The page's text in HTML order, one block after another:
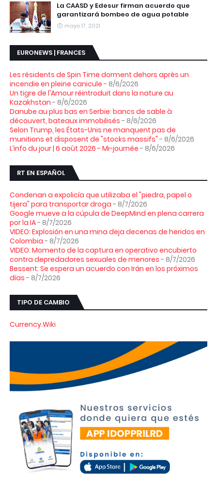
La CAASD y Edesur firman acuerdo que
garantizará bombeo de agua potable
mayo 17, 2021
EURONEWS | FRANCES
Les résidents de Spin Time dorment dehors après un
incendie en pleine canicule - 8/6/2026
Un tigre de l'Amour réintroduit dans la nature au
Kazakhstan - 8/6/2026
Danube au plus bas en Serbie: bancs de sable à
découvert, bateaux immobilisés - 8/6/2026
Selon Trump, les États-Unis ne manquent pas de
munitions et disposent de "stocks massifs" - 8/6/2026
L’info du jour | 6 août 2026 - Mi-journée - 8/6/2026
RT EN ESPAÑOL
Condenan a expolicía que utilizaba el "piedra, papel o
tijera" para transportar droga - 8/7/2026
Google mueve a la cúpula de DeepMind en plena carrera
por la IA- 8/7/2026
VIDEO: Explosión en una mina deja decenas de heridos en
Colombia - 8/7/2026
VIDEO: Momento de la captura en operativo encubierto
contra depredadores sexuales de menores - 8/7/2026
Bessent: Se espera un acuerdo con Irán en los próximos
días - 8/7/2026
TIPO DE CAMBIO
Currency.Wiki